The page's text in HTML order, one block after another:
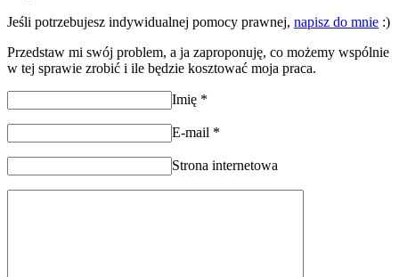
Jeśli potrzebujesz indywidualnej pomocy prawnej, napisz do mnie :)
Przedstaw mi swój problem, a ja zaproponuję, co możemy wspólnie
w tej sprawie zrobić i ile będzie kosztować moja praca.
Imię *
E-mail *
Strona internetowa